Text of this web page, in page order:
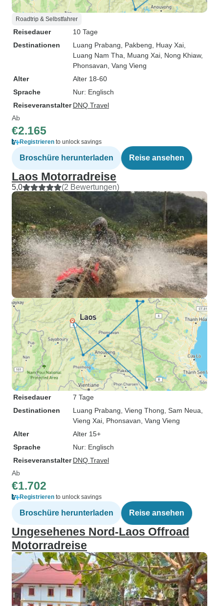
Roadtrip & Selbstfahrer
Reisedauer
10 Tage
Destinationen
Luang Prabang , Pakbeng , Huay Xai
Luang Nam Tha , Muang Xai , Nong Khiaw,
Phonsavan , Vang Vieng
Alter
Alter 18-60
Sprache
Nur: Englisch
Reiseveranstalter DNQ Travel
Ab
€2.165
Registrieren to unlock savings
Broschüre herunterladen Reise ansehen
Laos Motorradreise
5,0 (2 Bewertungen)
Reisedauer
7 Tage
Destinationen
Luang Prabang , Vieng Thong , Sam Neua
Vieng Xai , Phonsavan , Vang Vieng
Alter
Alter 15+
Sprache
Nur: Englisch
Reiseveranstalter DNQ Travel
Ab
€1.702
Registrieren to unlock savings
Broschüre herunterladen Reise ansehen
Ungesehenes Nord-Laos Offroad
Motorradreise